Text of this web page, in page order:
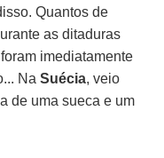
Quantos de
as ditaduras
imediatamente
NaSuécia, veio
de uma sueca e um